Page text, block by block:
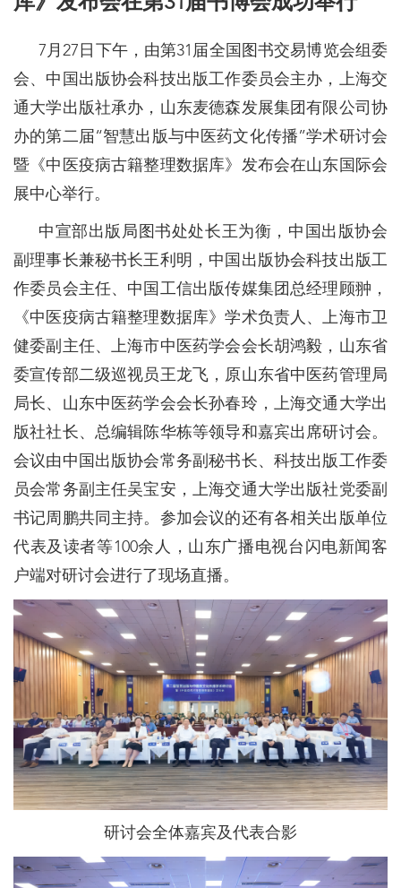
7月27日下午，由第31届全国图书交易博览会组委
会、中国出版协会科技出版工作委员会主办，上海交
通大学出版社承办，山东麦德森发展集团有限公司协
办的第二届“智慧出版与中医药文化传播”学术研讨会
暨《中医疫病古籍整理数据库》发布会在山东国际会
展中心举行。
中宣部出版局图书处处长王为衡，中国出版协会
副理事长兼秘书长王利明，中国出版协会科技出版工
作委员会主任、中国工信出版传媒集团总经理顾翀，
《中医疫病古籍整理数据库》学术负责人、上海市卫
健委副主任、上海市中医药学会会长胡鸿毅，山东省
委宣传部二级巡视员王龙飞，原山东省中医药管理局
局长、山东中医药学会会长孙春玲，上海交通大学出
版社社长、总编辑陈华栋等领导和嘉宾出席研讨会。
会议由中国出版协会常务副秘书长、科技出版工作委
员会常务副主任吴宝安，上海交通大学出版社党委副
书记周鹏共同主持。参加会议的还有各相关出版单位
代表及读者等100余人，山东广播电视台闪电新闻客
户端对研讨会进行了现场直播。
研讨会全体嘉宾及代表合影